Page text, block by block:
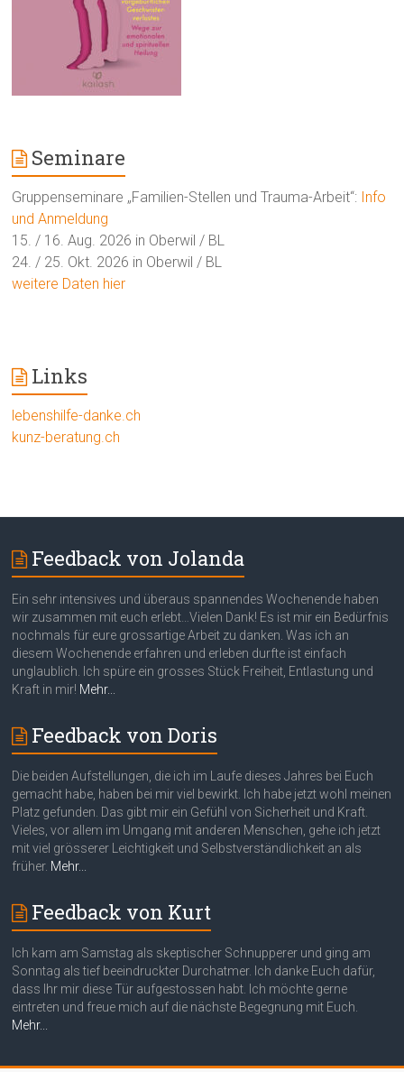
Seminare
Gruppenseminare „Familien-Stellen und Trauma-Arbeit“: Info
und Anmeldung
15. / 16. Aug. 2026 in Oberwil / BL
24. / 25. Okt. 2026 in Oberwil / BL
weitere Daten hier
Links
lebenshilfe-danke.ch
kunz-beratung.ch
Feedback von Jolanda
Ein sehr intensives und überaus spannendes Wochenende haben
wir zusammen mit euch erlebt…Vielen Dank! Es ist mir ein Bedürfnis
nochmals für eure grossartige Arbeit zu danken. Was ich an
diesem Wochenende erfahren und erleben durfte ist einfach
unglaublich. Ich spüre ein grosses Stück Freiheit, Entlastung und
Kraft in mir! Mehr...
Feedback von Doris
Die beiden Aufstellungen, die ich im Laufe dieses Jahres bei Euch
gemacht habe, haben bei mir viel bewirkt. Ich habe jetzt wohl meinen
Platz gefunden. Das gibt mir ein Gefühl von Sicherheit und Kraft.
Vieles, vor allem im Umgang mit anderen Menschen, gehe ich jetzt
mit viel grösserer Leichtigkeit und Selbstverständlichkeit an als
früher. Mehr...
Feedback von Kurt
Ich kam am Samstag als skeptischer Schnupperer und ging am
Sonntag als tief beeindruckter Durchatmer. Ich danke Euch dafür,
dass Ihr mir diese Tür aufgestossen habt. Ich möchte gerne
eintreten und freue mich auf die nächste Begegnung mit Euch.
Mehr...